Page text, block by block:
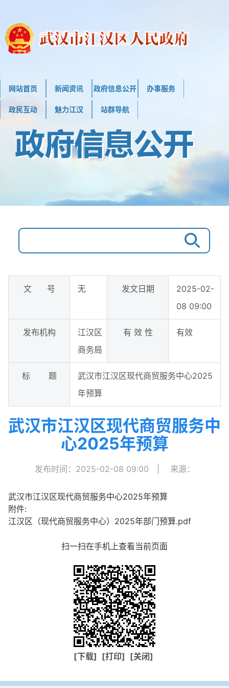
网站首页 新闻资讯 政府信息公开 办事服务
政民互动 魅力江汉 站群导航
文 号 无 发文日期
2025-02-
08 09:00
发布机构
江汉区
商务局
有 效 性 有效
标 题
武汉市江汉区现代商贸服务中心2025
年预算
武汉市江汉区现代商贸服务中
心2025年预算
发布时间：2025-02-08 09:00 来源：
武汉市江汉区现代商贸服务中心2025年预算
附件:
江汉区（现代商贸服务中心）2025年部门预算.pdf
扫一扫在手机上查看当前页面
[下载] [打印] [关闭]